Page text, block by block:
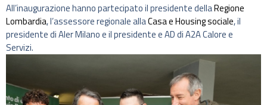
All’inaugurazione hanno partecipato il presidente dellaRegione
Lombardia, l’assessore regionale allaCasa e Housing sociale, il
presidente di Aler Milano e il presidente e AD di A2A Calore e
Servizi.